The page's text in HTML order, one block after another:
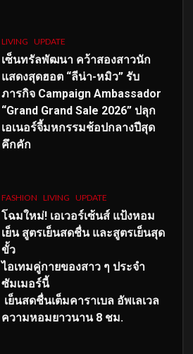
LIVING UPDATE
เซ็นทรัลพัฒนา คว้าสองสาวนัก
แสดงสุดฮอต “ลีน่า-หมิว” รับ
ภารกิจ Campaign Ambassador
“Grand Grand Sale 2026” ปลุก
เอเนอร์จี้มหกรรมช้อปกลางปีสุด
คึกคัก
FASHION LIVING UPDATE
โฉมใหม่! เอเวอร์เซ้นส์ แป้งหอม
เย็น สูตรเย็นสดชื่น และสูตรเย็นสุด
ขั้ว
ไอเทมคู่กายของสาว ๆ ประจำ
ซัมเมอร์นี้
เย็นสดชื่นเต็มคาราเบล อัพเลเวล
ความหอมยาวนาน 8 ชม.